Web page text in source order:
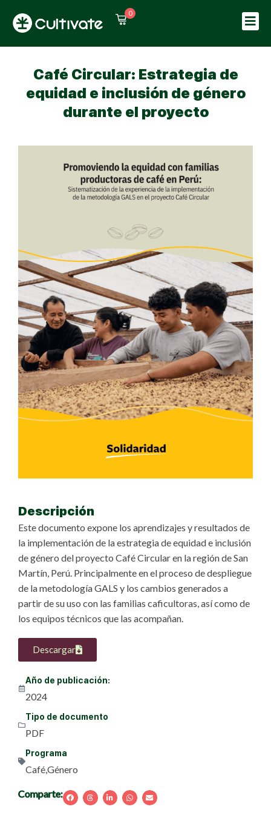
0
Café Circular: Estrategia de
equidad e inclusión de género
durante el proyecto
Descripción
Este documento expone los aprendizajes y resultados de
la implementación de la estrategia de equidad e inclusión
de género del proyecto Café Circular en la región de San
Martín, Perú. Principalmente en el proceso de despliegue
de la metodología GALS y los cambios generados a
partir de su uso con las familias caficultoras, así como de
los equipos técnicos que las acompañan.
Descargar
Año de publicación:
2024
Tipo de documento
PDF
Programa
CaféGénero
Comparte:
Sign in
Don’t have an account? Sign up